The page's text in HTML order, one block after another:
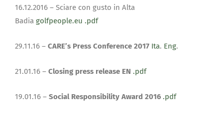
16.12.2016 – Sciare con gusto in Alta
Badia golfpeople.eu .pdf
29.11.16 – CARE’s Press Conference 2017 Ita. Eng.
21.01.16 – Closing press release EN .pdf
19.01.16 – Social Responsibility Award 2016 .pdf